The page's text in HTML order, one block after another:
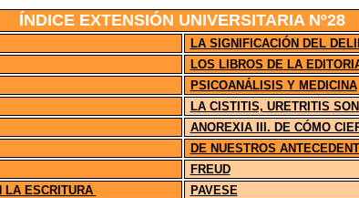
ÍNDICE EXTENSIÓN UNIVERSITARIA Nº28
LA SIGNIFICACIÓN DEL
LOS LIBROS DE LA
PSICOANÁLISIS Y MEDICINA
LA CISTITIS, URETRITIS
ANOREXIA III. DE CÓMO
DE NUESTROS
FREUD
LA ESCRITURA
PAVESE